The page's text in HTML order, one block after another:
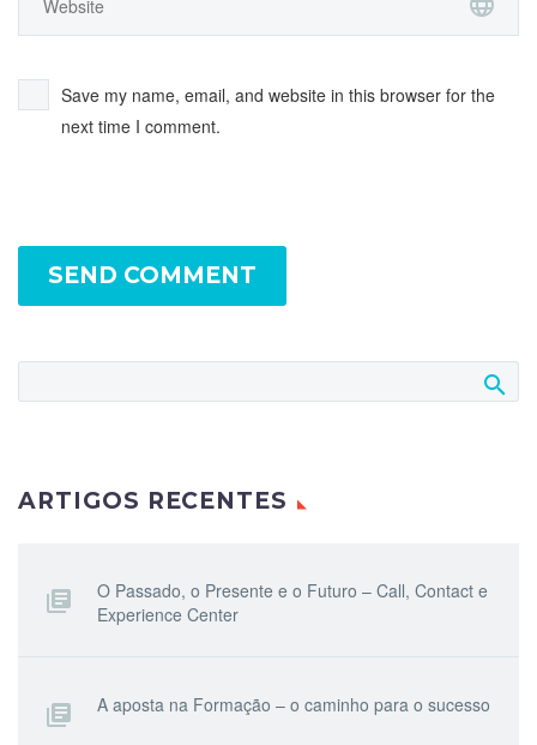
Save my name, email, and website in this browser for the
next time I comment.
SEND COMMENT
ARTIGOS RECENTES
O Passado, o Presente e o Futuro – Call, Contact e
Experience Center
A aposta na Formação – o caminho para o sucesso